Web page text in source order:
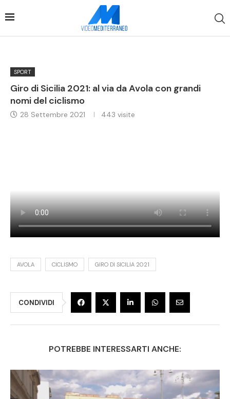
SPORT
Giro di Sicilia 2021: al via da Avola con grandi
nomi del ciclismo
28 Settembre 2021 443 visite
AVOLA CICLISMO GIRO DI SICILIA 2021
CONDIVIDI
POTREBBE INTERESSARTI ANCHE: